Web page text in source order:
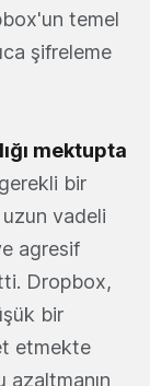
temel
şifreleme
mektupta
bir
vadeli
agresif
Dropbox,
bir
etmekte
azaltmanın